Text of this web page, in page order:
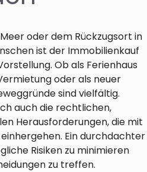
oder dem Rückzugsort in
ist der Immobilienkauf
Ob als Ferienhaus
oder als neuer
sind vielfältig.
auch die rechtlichen,
Herausforderungen, die mit
Ein durchdachter
Risiken zu minimieren
zu treffen.